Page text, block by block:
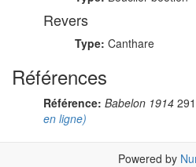
Revers
Type: Canthare
Références
Référence: Babelon 1914 291
en ligne)
Powered by